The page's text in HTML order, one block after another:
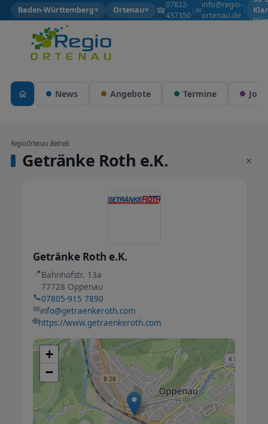
Baden-Württemberg▼ Ortenau▼ ☎07822-
437350
| ✉info@regio-
ortenau.de
|
News Angebote Termine Jobs
RegioOrtenau Betrieb
Getränke Roth e.K. ×
Getränke Roth e.K.
📍Bahnhofstr. 13a
77728 Oppenau
📞07805-915 7890
✉info@getraenkeroth.com
🌐https://www.getraenkeroth.com
+
−